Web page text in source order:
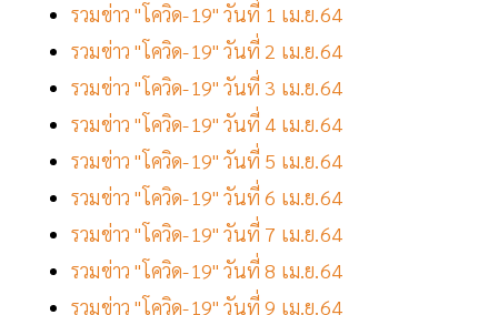
รวมข่าว "โควิด-19" วันที่ 1 เม.ย.64
รวมข่าว "โควิด-19" วันที่ 2 เม.ย.64
รวมข่าว "โควิด-19" วันที่ 3 เม.ย.64
รวมข่าว "โควิด-19" วันที่ 4 เม.ย.64
รวมข่าว "โควิด-19" วันที่ 5 เม.ย.64
รวมข่าว "โควิด-19" วันที่ 6 เม.ย.64
รวมข่าว "โควิด-19" วันที่ 7 เม.ย.64
รวมข่าว "โควิด-19" วันที่ 8 เม.ย.64
รวมข่าว "โควิด-19" วันที่ 9 เม.ย.64